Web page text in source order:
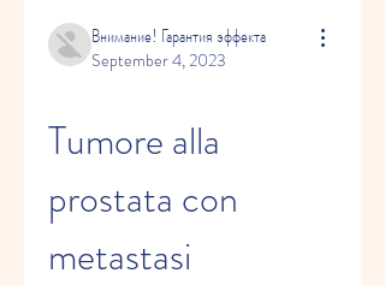
Внимание! Гарантия эффекта
September 4, 2023
Tumore alla
prostata con
metastasi